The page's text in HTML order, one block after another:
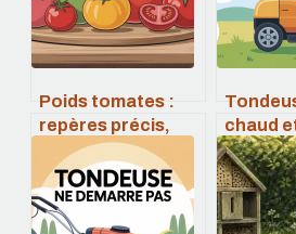
Poids tomates :
repères précis,
équivalences et
astuces en cuisine
chaud
causes